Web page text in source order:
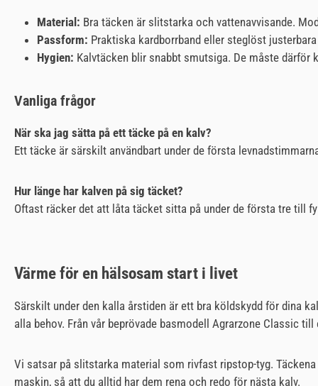
Material: Bra täcken är slitstarka och vattenavvisande.
Passform: Praktiska kardborrband eller steglöst
Hygien: Kalvtäcken blir snabbt smutsiga. De måste
Vanliga frågor
När ska jag sätta på ett täcke på en kalv?
Ett täcke är särskilt användbart under de första
Hur länge har kalven på sig täcket?
Oftast räcker det att låta täcket sitta på under de första tre till
Värme för en hälsosam start i livet
Särskilt under den kalla årstiden är ett bra köldskydd för dina
alla behov. Från vår beprövade basmodell Agrarzone Classic
Vi satsar på slitstarka material som rivfast ripstop-tyg.
maskin, så att du alltid har dem rena och redo för nästa kalv.